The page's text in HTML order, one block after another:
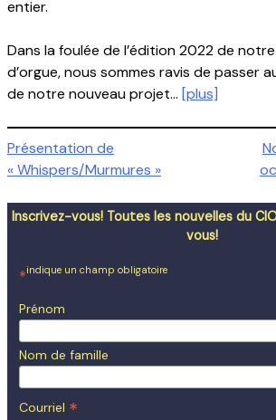
entier.
Dans la foulée de l’édition 2022 de
d’orgue, nous sommes ravis de passer
de notre nouveau projet… [plus]
Navigation
de
l'article
Présentation de
« Whispers/Murmures »
Inscrivez-vous! Toutes les nouvelles du
vous!
*indique un champ obligatoire
Prénom
Nom de famille
Courriel *